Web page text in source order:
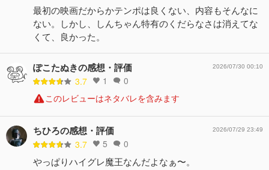
最初の映画だからかテンポは良くない、内容もそんなに
ない。しかし、しんちゃん特有のくだらなさは消えてな
くて、良かった。
ぽこたぬきの感想・評価
3.7 1 0
2026/07/30 00:10
このレビューはネタバレを含みます
ちひろの感想・評価
3.7 5 0
2026/07/29 23:49
やっぱりハイグレ魔王なんだよなぁ〜。